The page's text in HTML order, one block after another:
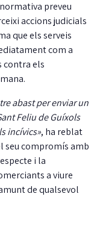
preveu
accions judicials
que els serveis
com a
contra els
abast per enviar un
Feliu de Guíxols
incívics», ha reblat
seu compromís amb
i la
a viure
de qualsevol